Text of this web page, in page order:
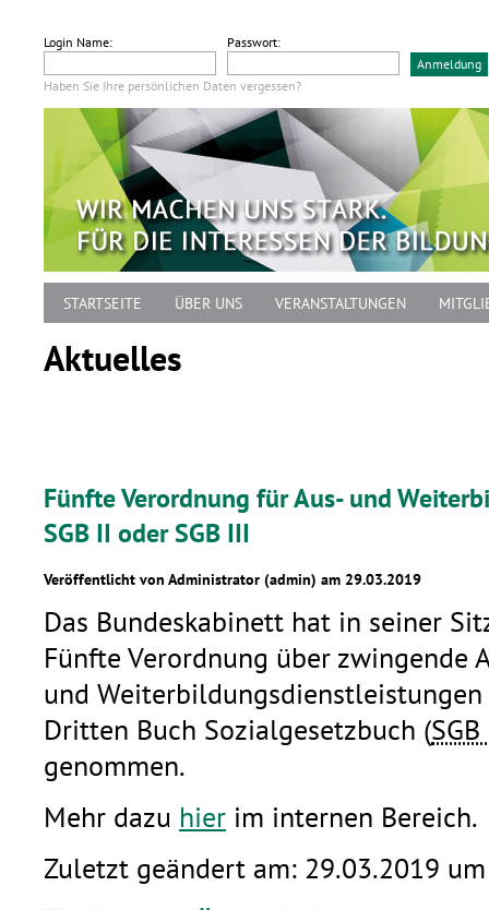
Login Name: Passwort:
Haben Sie Ihre persönlichen Daten vergessen?
STARTSEITE ÜBER UNS VERANSTALTUNGEN
Aktuelles
Fünfte Verordnung für Aus- und
SGB II oder SGB III
Veröffentlicht von Administrator (admin) am 29.03.2019
Das Bundeskabinett hat in seiner
Fünfte Verordnung über zwingende
und
Dritten Buch Sozialgesetzbuch (
genommen.
Mehr dazu hier im internen Bereich.
Zuletzt geändert am: 29.03.2019